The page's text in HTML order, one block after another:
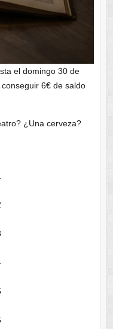
el domingo 30 de
6€ de saldo
¿Una cerveza?